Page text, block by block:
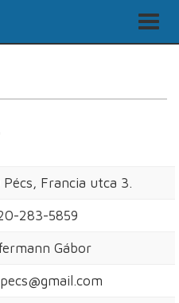
Francia utca 3.
283-5859
Gábor